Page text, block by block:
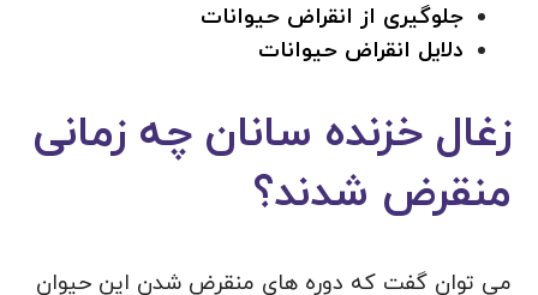
جلوگیری از انقراض حیوانات
دلایل انقراض حیوانات
زغال خزنده سانان چه زمانی
منقرض شدند؟
می توان گفت که دوره های منقرض شدن این حیوان